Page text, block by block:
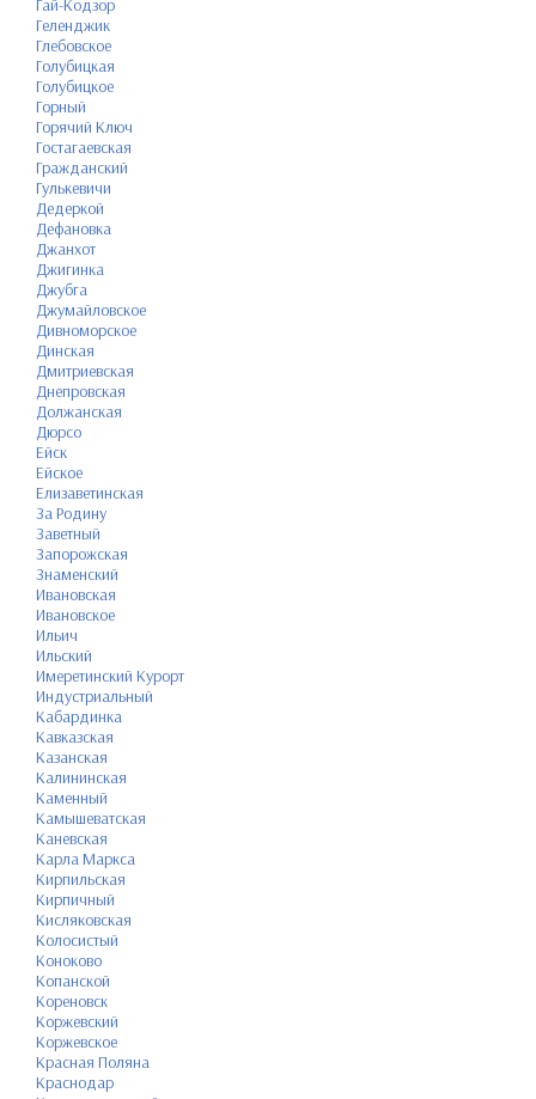
Гай-Кодзор
Геленджик
Глебовское
Голубицкая
Голубицкое
Горный
Горячий Ключ
Гостагаевская
Гражданский
Гулькевичи
Дедеркой
Дефановка
Джанхот
Джигинка
Джубга
Джумайловское
Дивноморское
Динская
Дмитриевская
Днепровская
Должанская
Дюрсо
Ейск
Ейское
Елизаветинская
За Родину
Заветный
Запорожская
Знаменский
Ивановская
Ивановское
Ильич
Ильский
Имеретинский Курорт
Индустриальный
Кабардинка
Кавказская
Казанская
Калининская
Каменный
Камышеватская
Каневская
Карла Маркса
Кирпильская
Кирпичный
Кисляковская
Колосистый
Коноково
Копанской
Кореновск
Коржевский
Коржевское
Красная Поляна
Краснодар